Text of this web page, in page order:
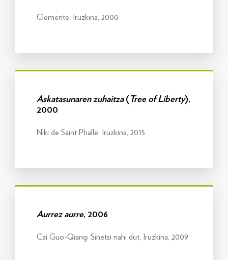
Clemente, Iruzkina, 2000
Askatasunaren zuhaitza ( Tree of Liberty),
2000
Niki de Saint Phalle, Iruzkina, 2015
Aurrez aurre, 2006
Cai Guo-Qiang: Sinetsi nahi dut, Iruzkina, 2009